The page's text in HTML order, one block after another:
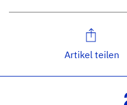
Artikel teilen